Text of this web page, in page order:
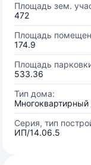
Площадь зем.
472
Площадь
174.9
Площадь
533.36
Тип дома:
Серия, тип
ИП/14.06.5